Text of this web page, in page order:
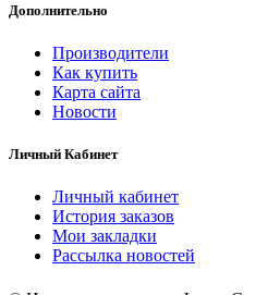
Дополнительно
Производители
Как купить
Карта сайта
Новости
Личный Кабинет
Личный кабинет
История заказов
Мои закладки
Рассылка новостей